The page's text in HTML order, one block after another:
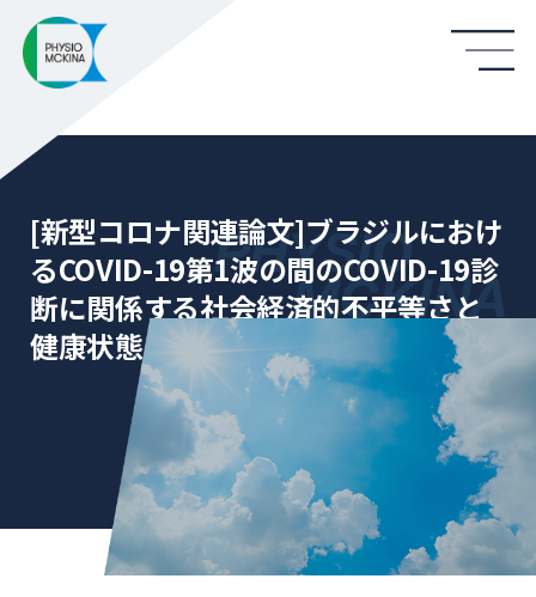
[新型コロナ関連論文]ブラジルにおけ
るCOVID-19第1波の間のCOVID-19診
断に関係する社会経済的不平等さと
健康状態と関係する症状